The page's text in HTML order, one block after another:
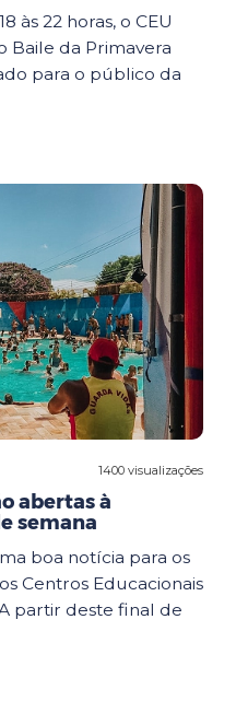
às 22 horas, o CEU
Baile da Primavera
para o público da
1400 visualizações
abertas à
semana
boa notícia para os
Centros Educacionais
partir deste final de